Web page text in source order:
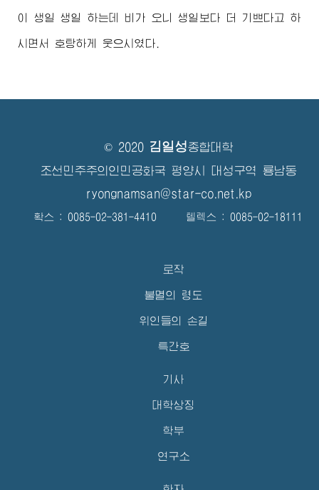
이 생일 생일 하는데 비가 오니 생일보다 더 기쁘다고 하
시면서 호탕하게 웃으시였다.
© 2020 김일성종합대학
조선민주주의인민공화국 평양시 대성구역 룡남동
ryongnamsan@star-co.net.kp
확스 : 0085-02-381-4410 텔렉스 : 0085-02-18111
로작
불멸의 령도
위인들의 손길
특간호
기사
대학상징
학부
연구소